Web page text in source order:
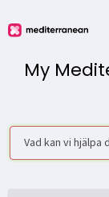
My